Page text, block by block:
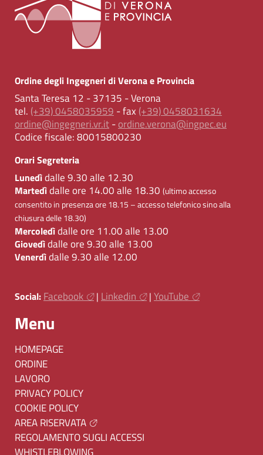
Ordine degli Ingegneri di Verona e Provincia
Santa Teresa 12 - 37135 - Verona
tel. (+39) 0458035959 - fax (+39) 0458031634
ordine@ingegneri.vr.it-ordine.verona@ingpec.eu
Codice fiscale:80015800230
Orari Segreteria
Lunedìdalle 9.30 alle 12.30
Martedìdalle ore 14.00 alle 18.30 (ultimo accesso
consentito in presenza ore 18.15 – accesso telefonico sino alla
chiusura delle 18.30)
Mercoledìdalle ore 11.00 alle 13.00
Giovedìdalle ore 9.30 alle 13.00
Venerdìdalle 9.30 alle 12.00
Social: Facebook | Linkedin | YouTube
Menu
HOMEPAGE
ORDINE
LAVORO
PRIVACY POLICY
COOKIE POLICY
AREA RISERVATA
REGOLAMENTO SUGLI ACCESSI
WHISTLEBLOWING